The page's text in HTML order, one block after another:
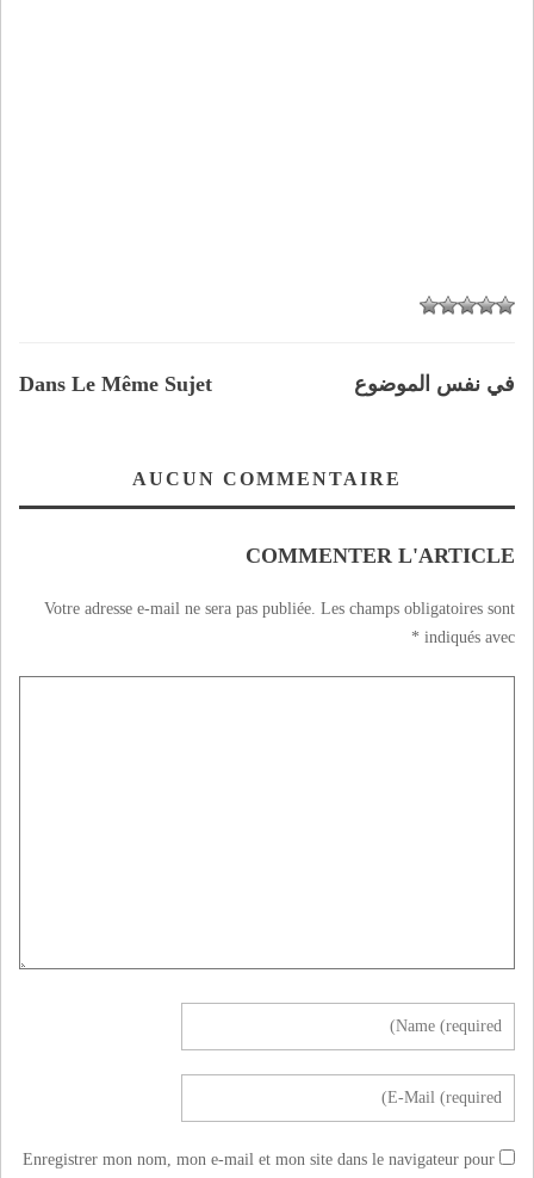
Dans Le Même Sujet في نفس الموضوع
AUCUN COMMENTAIRE
COMMENTER L'ARTICLE
Votre adresse e-mail ne sera pas publiée. Les champs obligatoires sont
indiqués avec
*
Enregistrer mon nom, mon e-mail et mon site dans le navigateur pour